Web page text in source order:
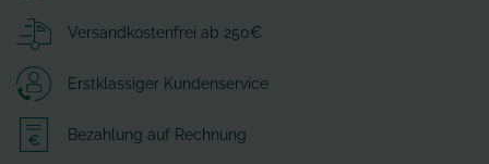
Versandkostenfrei ab 250€
Erstklassiger Kundenservice
Bezahlung auf Rechnung